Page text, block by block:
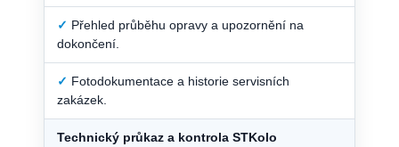
✓ Přehled průběhu opravy a upozornění na
dokončení.
✓ Fotodokumentace a historie servisních
zakázek.
Technický průkaz a kontrola STKolo